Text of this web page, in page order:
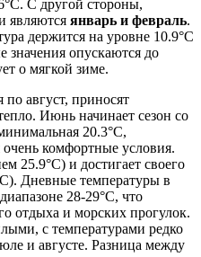
С другой стороны,
являются январь и февраль.
держится на уровне 10.9°C
опускаются до
о мягкой зиме.
по август, приносят
Июнь начинает сезон со
20.3°C,
очень комфортные условия.
25.9°C) и достигает своего
Дневные температуры в
28-29°C, что
отдыха и морских прогулок.
с температурами редко
и августе. Разница между